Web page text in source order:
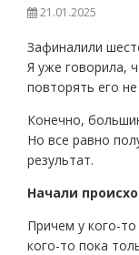
21.01.2025
Зафиналили
Я уже говорила,
повторять его не
Конечно,
Но все равно
результат.
Начали
Причем у кого-
кого-то пока